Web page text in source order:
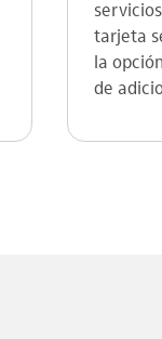
tarjeta
la
de